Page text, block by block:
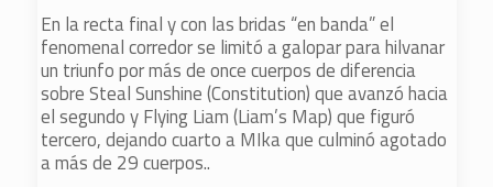
En la recta final y con las bridas “en banda” el
fenomenal corredor se limitó a galopar para hilvanar
un triunfo por más de once cuerpos de diferencia
sobre Steal Sunshine (Constitution) que avanzó hacia
el segundo y Flying Liam (Liam’s Map) que figuró
tercero, dejando cuarto a MIka que culminó agotado
a más de 29 cuerpos..